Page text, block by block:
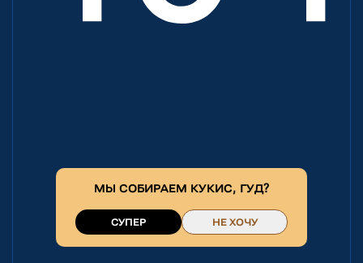
МЫ СОБИРАЕМ КУКИС, ГУД?
СУПЕР НЕ ХОЧУ